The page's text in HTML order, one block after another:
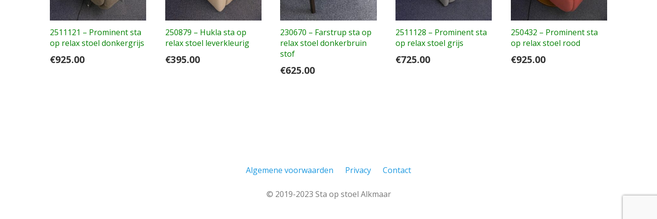
2511121 – Prominent sta
op relax stoel donkergrijs
€925.00
250879 – Hukla sta op
relax stoel leverkleurig
€395.00
230670 – Farstrup sta op
relax stoel donkerbruin
stof
€625.00
2511128 – Prominent sta
op relax stoel grijs
€725.00
250432 – Prominent sta
op relax stoel rood
€925.00
Algemene voorwaarden Privacy Contact
© 2019-2023 Sta op stoel Alkmaar